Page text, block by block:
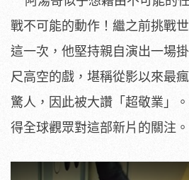
戰不可能的動作！繼之前挑戰
這一次，他堅持親自演出一場
尺高空的戲，堪稱從影以來最
驚人，因此被大讚「超敬業」
得全球觀眾對這部新片的關注。